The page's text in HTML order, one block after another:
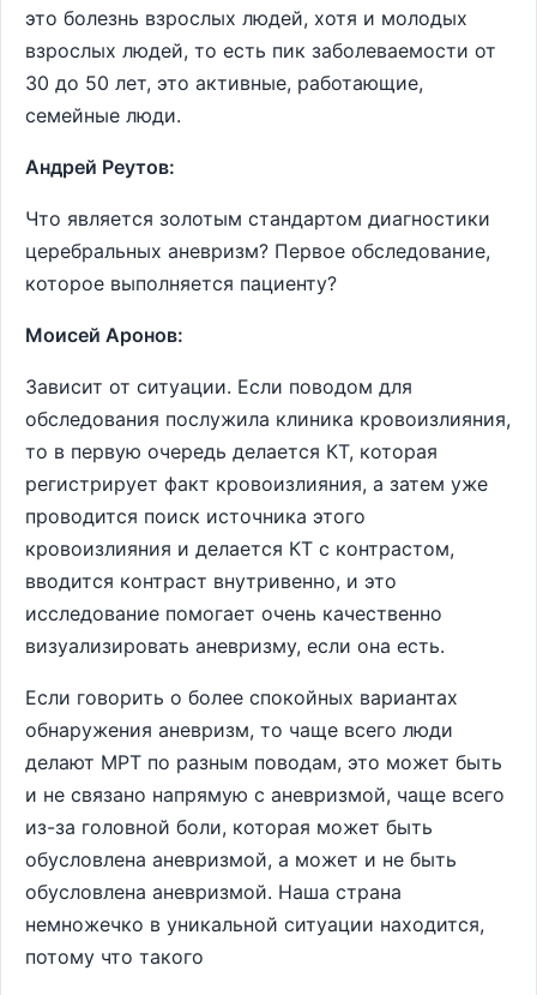
это болезнь взрослых людей, хотя и молодых
взрослых людей, то есть пик заболеваемости от
30 до 50 лет, это активные, работающие,
семейные люди.
Андрей Реутов:
Что является золотым стандартом диагностики
церебральных аневризм? Первое обследование,
которое выполняется пациенту?
Моисей Аронов:
Зависит от ситуации. Если поводом для
обследования послужила клиника кровоизлияния,
то в первую очередь делается КТ, которая
регистрирует факт кровоизлияния, а затем уже
проводится поиск источника этого
кровоизлияния и делается КТ с контрастом,
вводится контраст внутривенно, и это
исследование помогает очень качественно
визуализировать аневризму, если она есть.
Если говорить о более спокойных вариантах
обнаружения аневризм, то чаще всего люди
делают МРТ по разным поводам, это может быть
и не связано напрямую с аневризмой, чаще всего
из-за головной боли, которая может быть
обусловлена аневризмой, а может и не быть
обусловлена аневризмой. Наша страна
немножечко в уникальной ситуации находится,
потому что такого